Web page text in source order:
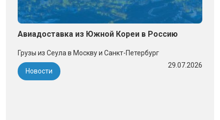
Авиадоставка из Южной Кореи в Россию
Грузы из Сеула в Москву и Санкт-Петербург
Новости
29.07.2026